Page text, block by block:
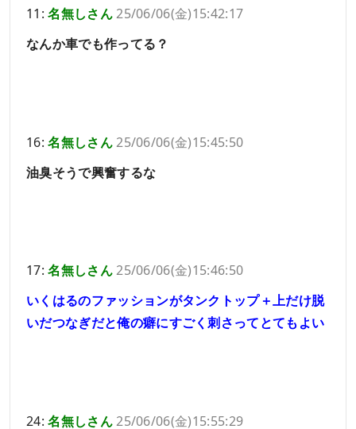
11:名無しさん25/06/06(金)15:42:17
なんか車でも作ってる？
16:名無しさん25/06/06(金)15:45:50
油臭そうで興奮するな
17:名無しさん25/06/06(金)15:46:50
いくはるのファッションがタンクトップ＋上だけ脱
いだつなぎだと俺の癖にすごく刺さってとてもよい
24:名無しさん25/06/06(金)15:55:29